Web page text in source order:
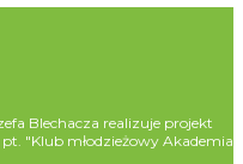
Blechacza realizuje projekt
"Klub młodzieżowy Akademia